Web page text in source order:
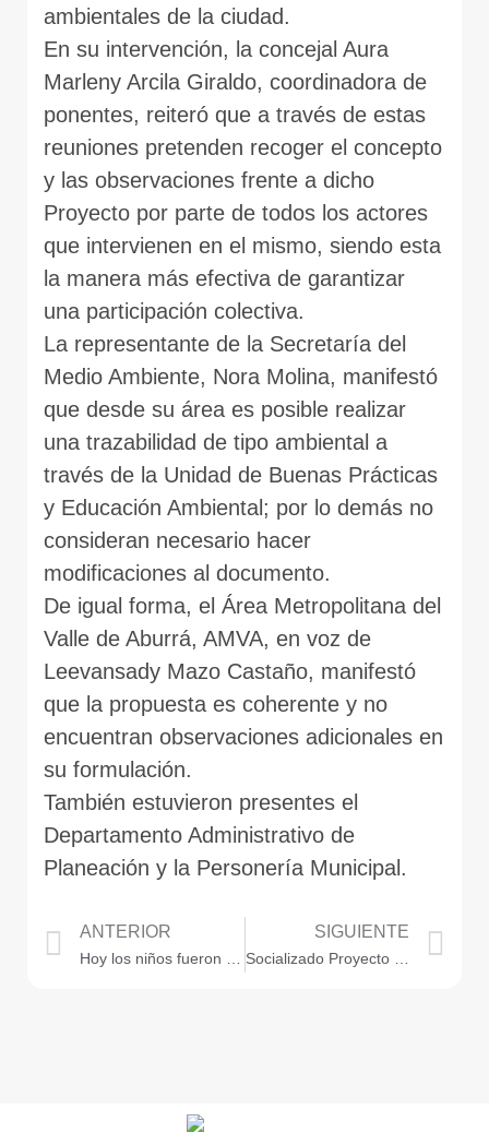
ambientales de la ciudad.
En su intervención, la concejal Aura
Marleny Arcila Giraldo, coordinadora de
ponentes, reiteró que a través de estas
reuniones pretenden recoger el concepto
y las observaciones frente a dicho
Proyecto por parte de todos los actores
que intervienen en el mismo, siendo esta
la manera más efectiva de garantizar
una participación colectiva.
La representante de la Secretaría del
Medio Ambiente, Nora Molina, manifestó
que desde su área es posible realizar
una trazabilidad de tipo ambiental a
través de la Unidad de Buenas Prácticas
y Educación Ambiental; por lo demás no
consideran necesario hacer
modificaciones al documento.
De igual forma, el Área Metropolitana del
Valle de Aburrá, AMVA, en voz de
Leevansady Mazo Castaño, manifestó
que la propuesta es coherente y no
encuentran observaciones adicionales en
su formulación.
También estuvieron presentes el
Departamento Administrativo de
Planeación y la Personería Municipal.
ANTERIOR
Hoy los niños fueron protagonistas en el Concejo de Medellín
SIGUIENTE
Socializado Proyecto De Acuerdo Que Propone